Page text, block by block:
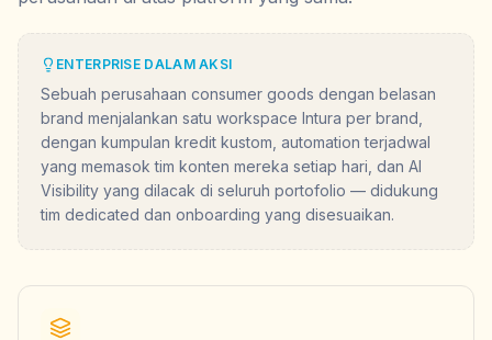
ENTERPRISE DALAM AKSI
Sebuah perusahaan consumer goods dengan belasan
brand menjalankan satu workspace Intura per brand,
dengan kumpulan kredit kustom, automation terjadwal
yang memasok tim konten mereka setiap hari, dan AI
Visibility yang dilacak di seluruh portofolio — didukung
tim dedicated dan onboarding yang disesuaikan.